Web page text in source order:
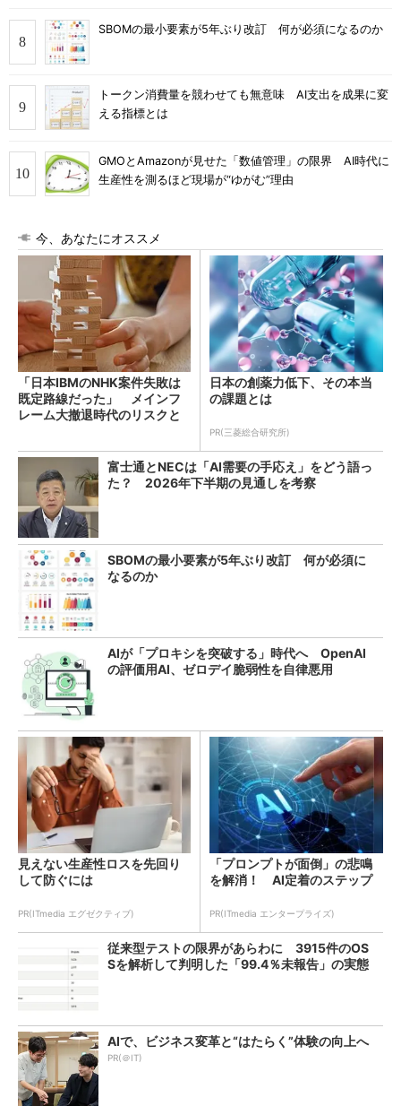
SBOMの最小要素が5年ぶり改訂 何が必須になるのか
トークン消費量を競わせても無意味 AI支出を成果に変
える指標とは
GMOとAmazonが見せた「数値管理」の限界 AI時代に
生産性を測るほど現場が“ゆがむ”理由
今、あなたにオススメ
「日本IBMのNHK案件失敗は
既定路線だった」 メインフ
レーム大撤退時代のリスクと
日本の創薬力低下、その本当
の課題とは
PR(三菱総合研究所)
富士通とNECは「AI需要の手応え」をどう語っ
た？ 2026年下半期の見通しを考察
SBOMの最小要素が5年ぶり改訂 何が必須に
なるのか
AIが「プロキシを突破する」時代へ OpenAI
の評価用AI、ゼロデイ脆弱性を自律悪用
見えない生産性ロスを先回り
して防ぐには
PR(ITmedia エグゼクティブ)
「プロンプトが面倒」の悲鳴
を解消！ AI定着のステップ
PR(ITmedia エンタープライズ)
従来型テストの限界があらわに 3915件のOS
Sを解析して判明した「99.4％未報告」の実態
AIで、ビジネス変革と“はたらく”体験の向上へ
PR(＠IT)